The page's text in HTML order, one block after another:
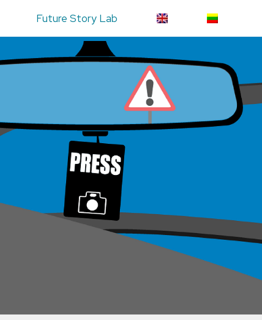
Future Story Lab